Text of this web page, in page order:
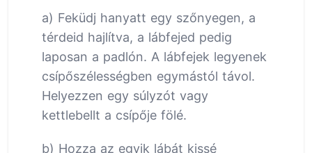
a) Feküdj hanyatt egy szőnyegen, a
térdeid hajlítva, a lábfejed pedig
laposan a padlón. A lábfejek legyenek
csípőszélességben egymástól távol.
Helyezzen egy súlyzót vagy
kettlebellt a csípője fölé.
b) Hozza az egyik lábát kissé